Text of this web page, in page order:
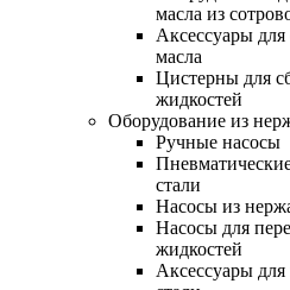
масла из
Аксессуары для
масла
Цистерны для
жидкостей
Оборудование из
Ручные насосы
стали
Насосы из
Насосы для
жидкостей
Аксессуары